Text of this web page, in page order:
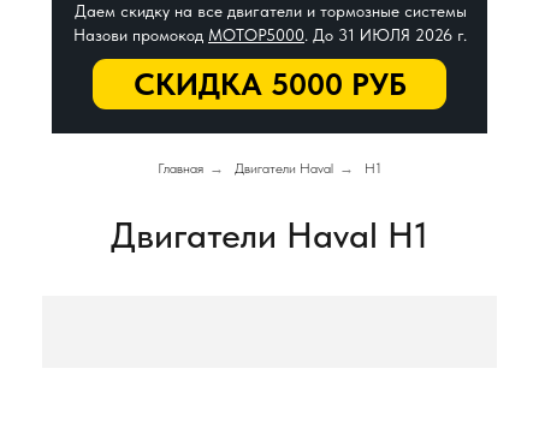
СКИДКА 5000 РУБ
Даем скидку на все двигатели и тормозные системы
Назови промокод МОТОР5000. До 31 ИЮЛЯ 2026 г.
Главная → Двигатели Haval → H1
Двигатели Haval H1